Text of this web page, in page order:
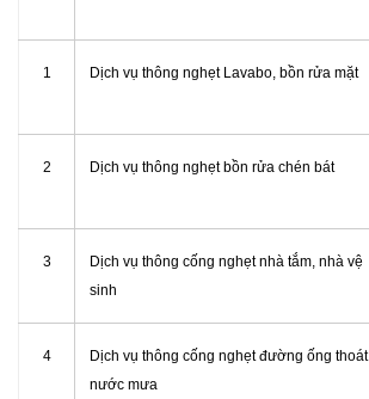
1 Dịch vụ thông nghẹt Lavabo, bồn rửa mặt
2 Dịch vụ thông nghẹt bồn rửa chén bát
3
Dịch vụ thông cống nghẹt nhà tắm, nhà vệ
sinh
4
Dịch vụ thông cống nghẹt đường ống thoát
nước mưa